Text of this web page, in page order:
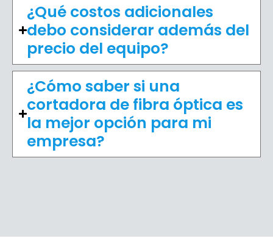
¿Qué costos adicionales
debo considerar además del
precio del equipo?
¿Cómo saber si una
cortadora de fibra óptica es
la mejor opción para mi
empresa?